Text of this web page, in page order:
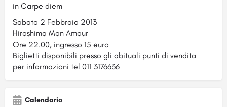
in Carpe diem
Sabato 2 Febbraio 2013
Hiroshima Mon Amour
Ore 22.00, ingresso 15 euro
Biglietti disponibili presso gli abituali punti di vendita
per informazioni tel 011 3176636
Calendario